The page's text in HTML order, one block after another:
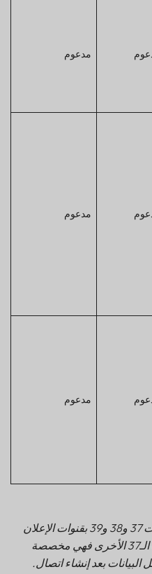
مدعوم
مدعوم
مدعوم
ملاحظة 1. تسمى القنوات 37 و38 و39 بقنوات الإعلان
الأساسية؛ أما القنوات الـ37 الأخرى فهي مخصصة
البيانات بعد إنشاء اتصال.